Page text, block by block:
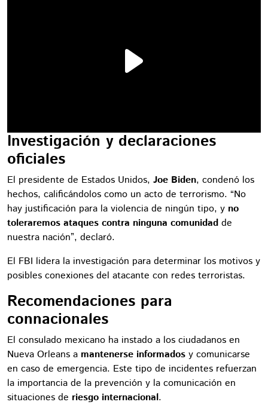
Investigación y declaraciones
oficiales
El presidente de Estados Unidos, Joe Biden, condenó los
hechos, calificándolos como un acto de terrorismo. “No
hay justificación para la violencia de ningún tipo, y no
toleraremos ataques contra ninguna comunidad de
nuestra nación”, declaró.
El FBI lidera la investigación para determinar los motivos y
posibles conexiones del atacante con redes terroristas.
Recomendaciones para
connacionales
El consulado mexicano ha instado a los ciudadanos en
Nueva Orleans a mantenerse informados y comunicarse
en caso de emergencia. Este tipo de incidentes refuerzan
la importancia de la prevención y la comunicación en
situaciones de riesgo internacional.